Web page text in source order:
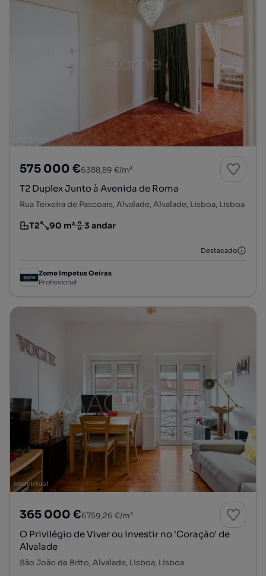
575 000 €6388,89 €/m²
T2 Duplex Junto à Avenida de Roma
Rua Teixeira de Pascoais, Alvalade, Alvalade, Lisboa, Lisboa
Tipologia
T2
Preço por metro quadrado
90 m²
Andar 3 andar
Destacado
Zome Impetus Oeiras
Profissional
365 000 €6759,26 €/m²
O Privilégio de Viver ou investir no 'Coração' de
Alvalade
São João de Brito, Alvalade, Lisboa, Lisboa